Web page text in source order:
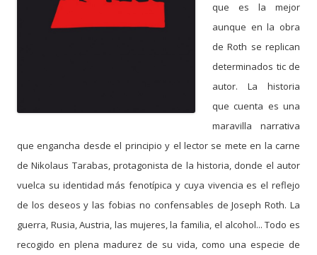
que es la mejor
aunque en la obra
de Roth se replican
determinados tic de
autor. La historia
que cuenta es una
maravilla narrativa
que engancha desde el principio y el lector se mete en la carne
de Nikolaus Tarabas, protagonista de la historia, donde el autor
vuelca su identidad más fenotípica y cuya vivencia es el reflejo
de los deseos y las fobias no confensables de Joseph Roth. La
guerra, Rusia, Austria, las mujeres, la familia, el alcohol... Todo es
recogido en plena madurez de su vida, como una especie de